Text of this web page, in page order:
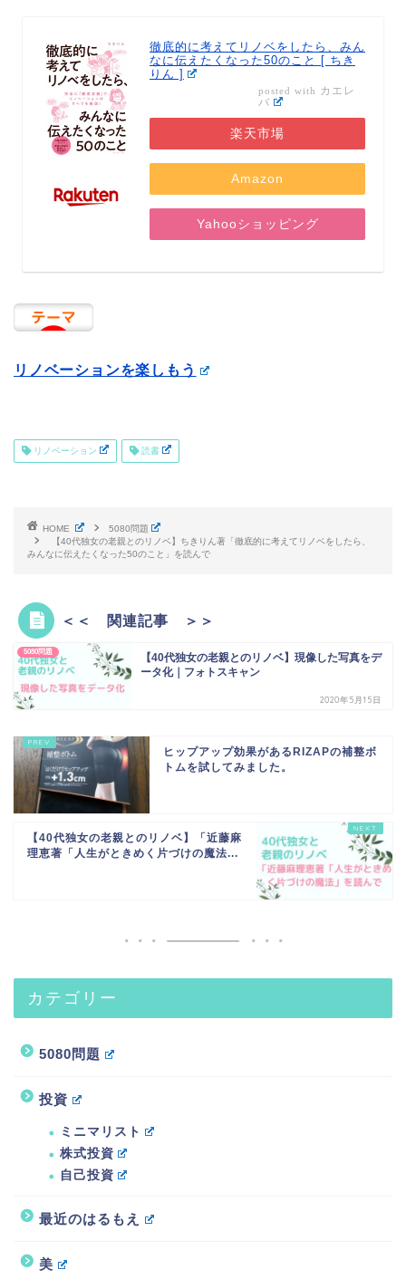
徹底的に考えてリノベをしたら、みん
なに伝えたくなった50のこと [ ちき
りん ]
posted with カエレ
バ
楽天市場
Amazon
Yahooショッピング
リノベーションを楽しもう
リノベーション 読書
HOME
5080問題
【40代独女の老親とのリノベ】ちきりん著「徹底的に考えてリノベをしたら、
みんなに伝えたくなった50のこと」を読んで
＜＜ 関連記事 ＞＞
5080問題
【40代独女の老親とのリノベ】現像した写真をデ
ータ化｜フォトスキャン
2020年5月15日
ヒップアップ効果があるRIZAPの補整ボ
トムを試してみました。
【40代独女の老親とのリノベ】「近藤麻
理恵著「人生がときめく片づけの魔法...
カテゴリー
5080問題
投資
ミニマリスト
株式投資
自己投資
最近のはるもえ
美